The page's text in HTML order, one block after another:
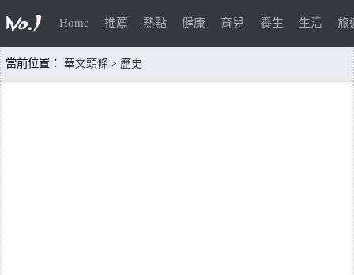
Home 推薦 熱點 健康 育兒 養生 生活 旅
當前位置： 華文頭條 > 歷史